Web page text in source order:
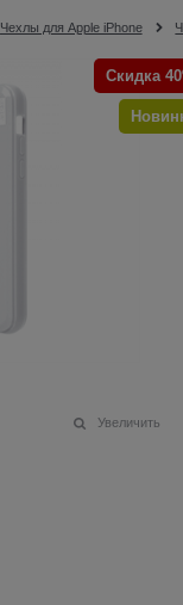
Чехлы для Apple iPhone
Скидка
Увеличить